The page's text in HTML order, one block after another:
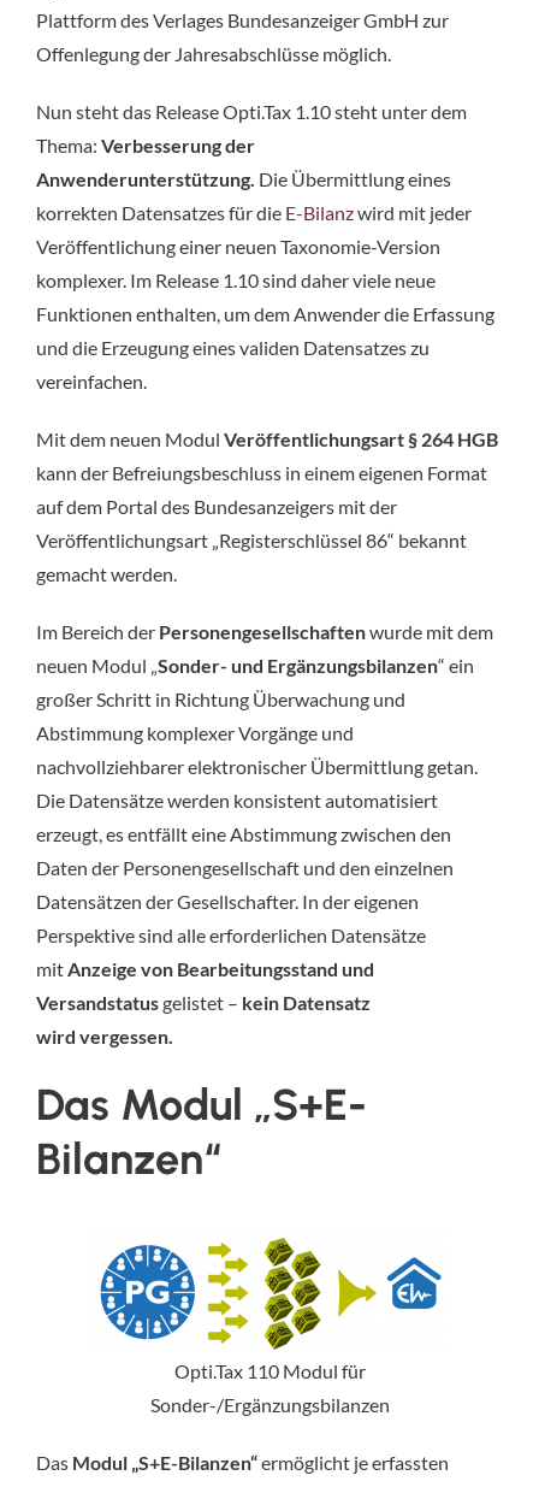
Plattform des Verlages Bundesanzeiger GmbH zur
Offenlegung der Jahresabschlüsse möglich.
Nun steht das Release Opti.Tax 1.10 steht unter dem
Thema: Verbesserung der
Anwenderunterstützung. Die Übermittlung eines
korrekten Datensatzes für die E-Bilanzwird mit jeder
Veröffentlichung einer neuen Taxonomie-Version
komplexer. Im Release 1.10 sind daher viele neue
Funktionen enthalten, um dem Anwender die Erfassung
und die Erzeugung eines validen Datensatzes zu
vereinfachen.
Mit dem neuen Modul Veröffentlichungsart § 264 HGB
kann der Befreiungsbeschluss in einem eigenen Format
auf dem Portal des Bundesanzeigers mit der
Veröffentlichungsart „Registerschlüssel 86“ bekannt
gemacht werden.
Im Bereich der Personengesellschaftenwurde mit dem
neuen Modul „Sonder- und Ergänzungsbilanzen“ ein
großer Schritt in Richtung Überwachung und
Abstimmung komplexer Vorgänge und
nachvollziehbarer elektronischer Übermittlung getan.
Die Datensätze werden konsistent automatisiert
erzeugt, es entfällt eine Abstimmung zwischen den
Daten der Personengesellschaft und den einzelnen
Datensätzen der Gesellschafter. In der eigenen
Perspektive sind alle erforderlichen Datensätze
mitAnzeige von Bearbeitungsstand und
Versandstatusgelistet – kein Datensatz
wird vergessen.
Das Modul „S+E-
Bilanzen“
Opti.Tax 110 Modul für
Sonder-/Ergänzungsbilanzen
Das Modul „S+E-Bilanzen“ermöglicht je erfassten